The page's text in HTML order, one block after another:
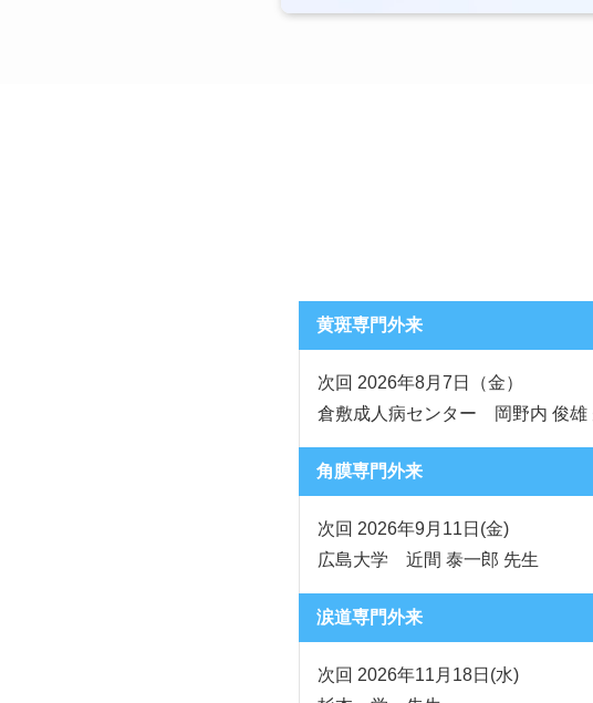
黄斑専門外来
次回 2026年8月7日（金）
倉敷成人病センター 岡野内 俊雄
角膜専門外来
次回 2026年9月11日(金)
広島大学 近間 泰一郎 先生
涙道専門外来
次回 2026年11月18日(水)